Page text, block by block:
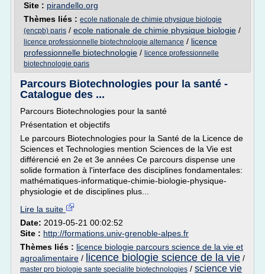
Site : pirandello.org
Thèmes liés : ecole nationale de chimie physique biologie
(encpb) paris / ecole nationale de chimie physique biologie /
licence professionnelle biotechnologie alternance / licence
professionnelle biotechnologie / licence professionnelle
biotechnologie paris
Parcours Biotechnologies pour la santé -
Catalogue des ...
Parcours Biotechnologies pour la santé
Présentation et objectifs
Le parcours Biotechnologies pour la Santé de la Licence de
Sciences et Technologies mention Sciences de la Vie est
différencié en 2e et 3e années Ce parcours dispense une
solide formation à l'interface des disciplines fondamentales:
mathématiques-informatique-chimie-biologie-physique-
physiologie et de disciplines plus...
Lire la suite
Date: 2019-05-21 00:02:52
Site : http://formations.univ-grenoble-alpes.fr
Thèmes liés : licence biologie parcours science de la vie et
agroalimentaire / licence biologie science de la vie /
master pro biologie sante specialite biotechnologies / science vie